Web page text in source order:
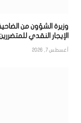
وزيرة الشؤون من
الإيجار النقدي
أغسطس 7, 2026